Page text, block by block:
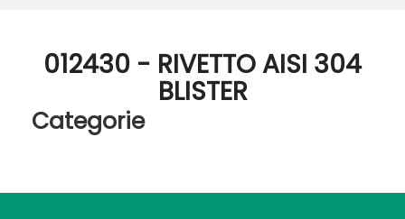
012430 - RIVETTO AISI 304
BLISTER
Categorie